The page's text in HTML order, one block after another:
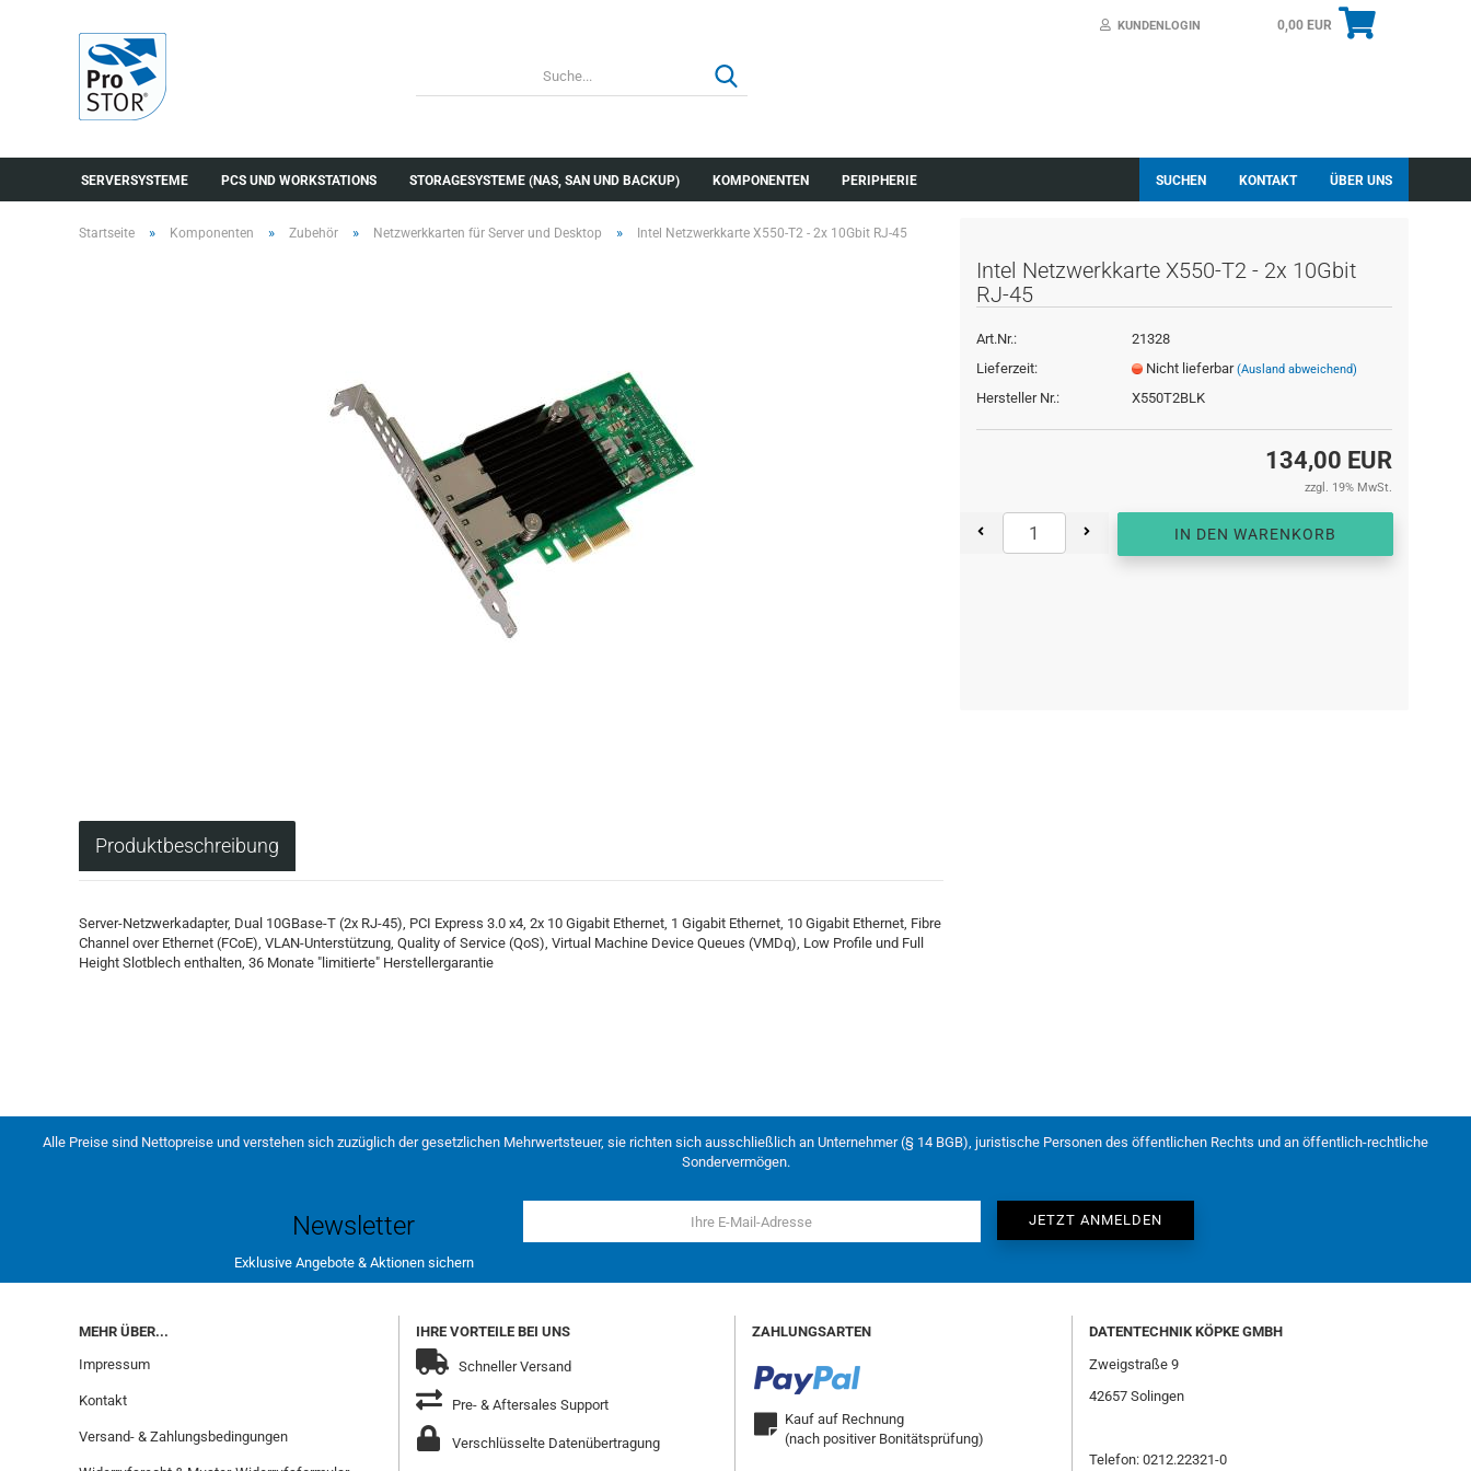
KUNDENLOGIN 0,00 EUR
SERVERSYSTEME PCS UND WORKSTATIONS STORAGESYSTEME (NAS, SAN UND BACKUP) KOMPONENTEN PERIPHERIE SUCHEN KONTAKT ÜBER UNS
Startseite » Komponenten » Zubehör » Netzwerkkarten für Server und Desktop » Intel Netzwerkkarte X550-T2 - 2x 10Gbit RJ-45
Intel Netzwerkkarte X550-T2 - 2x 10Gbit
RJ-45
Art.Nr.:
21328
Lieferzeit:
Nicht lieferbar(Ausland abweichend)
Hersteller Nr.: X550T2BLK
134,00 EUR
zzgl. 19% MwSt.
Produktbeschreibung
Server-Netzwerkadapter, Dual 10GBase-T (2x RJ-45), PCI Express 3.0 x4, 2x 10 Gigabit Ethernet, 1 Gigabit Ethernet, 10 Gigabit Ethernet, Fibre
Channel over Ethernet (FCoE), VLAN-Unterstützung, Quality of Service (QoS), Virtual Machine Device Queues (VMDq), Low Profile und Full
Height Slotblech enthalten, 36 Monate "limitierte" Herstellergarantie
Alle Preise sind Nettopreise und verstehen sich zuzüglich der gesetzlichen Mehrwertsteuer, sie richten sich ausschließlich an Unternehmer (§ 14 BGB), juristische Personen des öffentlichen Rechts und an öffentlich-rechtliche
Sondervermögen.
Newsletter
Exklusive Angebote & Aktionen sichern
MEHR ÜBER...
Impressum
Kontakt
Versand- & Zahlungsbedingungen
IHRE VORTEILE BEI UNS
Schneller Versand
Pre- & Aftersales Support
Verschlüsselte Datenübertragung
ZAHLUNGSARTEN
Kauf auf Rechnung
(nach positiver Bonitätsprüfung)
DATENTECHNIK KÖPKE GMBH
Zweigstraße 9
42657 Solingen
Telefon: 0212.22321-0